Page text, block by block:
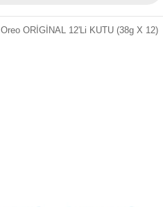
Oreo ORİGİNAL 12'li KUTU (38g X 12)